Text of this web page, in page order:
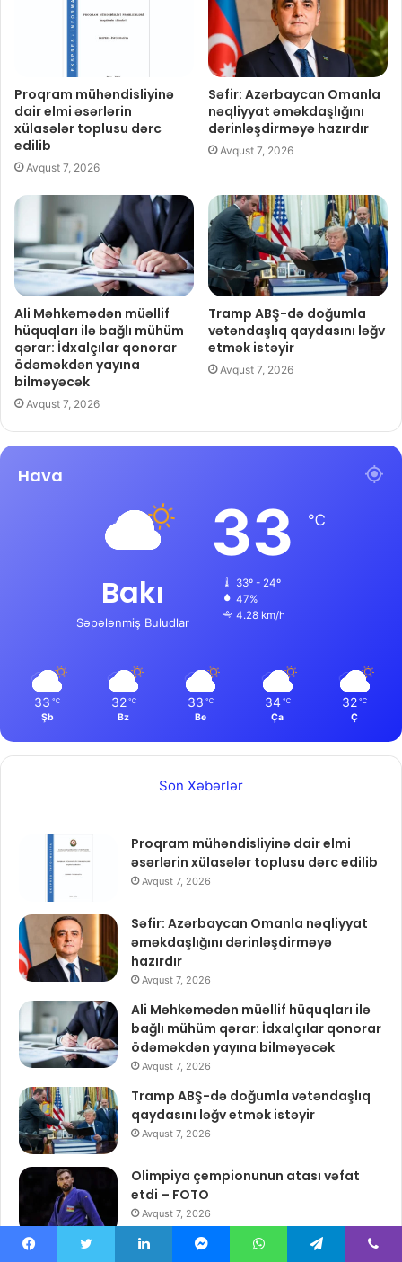
Proqram mühəndisliyinə
dair elmi əsərlərin
xülasələr toplusu dərc
edilib
Avqust 7, 2026
Səfir: Azərbaycan Omanla
nəqliyyat əməkdaşlığını
dərinləşdirməyə hazırdır
Avqust 7, 2026
Ali Məhkəmədən müəllif
hüquqları ilə bağlı mühüm
qərar: İdxalçılar qonorar
ödəməkdən yayına
bilməyəcək
Avqust 7, 2026
Tramp ABŞ-də doğumla
vətəndaşlıq qaydasını ləğv
etmək istəyir
Avqust 7, 2026
Hava
Bakı
Səpələnmiş Buludlar
33 ℃
33º - 24º
47%
4.28 km/h
33 ℃
Şb
32 ℃
Bz
33 ℃
Be
34 ℃
Ça
32 ℃
Ç
Son Xəbərlər
Proqram mühəndisliyinə dair elmi
əsərlərin xülasələr toplusu dərc edilib
Avqust 7, 2026
Səfir: Azərbaycan Omanla nəqliyyat
əməkdaşlığını dərinləşdirməyə
hazırdır
Avqust 7, 2026
Ali Məhkəmədən müəllif hüquqları ilə
bağlı mühüm qərar: İdxalçılar qonorar
ödəməkdən yayına bilməyəcək
Avqust 7, 2026
Tramp ABŞ-də doğumla vətəndaşlıq
qaydasını ləğv etmək istəyir
Avqust 7, 2026
Olimpiya çempionunun atası vəfat
etdi – FOTO
Avqust 7, 2026